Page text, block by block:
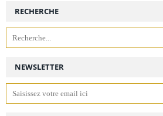
NEWSLETTER
RECHERCHE